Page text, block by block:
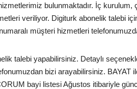
bulunmaktadır. İç
veriliyor. Digiturk abonelik talebi
müşteri hizmetleri
talebi yapabilirsiniz. Detaylı
bizi arayabilirsiniz.
bayi listesi Ağustos itibariyle